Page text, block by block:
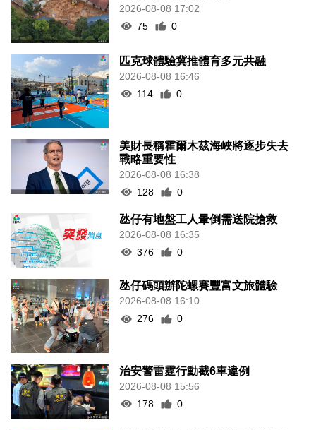
2026-08-08 17:02
75
0
匹克球體驗冀推體育多元共融
2026-08-08 16:46
114
0
美財長稱霍爾木茲海峽將逐步失去
戰略重要性
2026-08-08 16:38
128
0
氹仔有地盤工人暈倒需送院搶救
2026-08-08 16:35
376
0
氹仔碼頭辦陀螺賽豐富文旅體驗
2026-08-08 16:10
276
0
治安警雷霆行動截6車違例
2026-08-08 15:56
178
0